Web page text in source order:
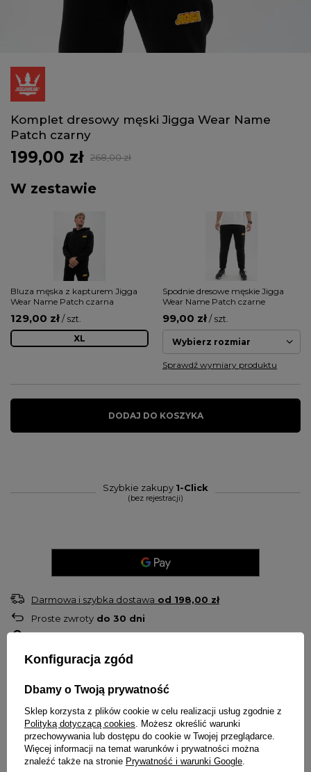
Komplet dresowy męski Jigga Wear Name
Patch czarny
199,00 zł 268,00 zł
W zestawie
Bluza męska z kapturem Jigga
Wear Name Patch czarna
129,00 zł/ szt.
XL
Spodnie dresowe męskie Jigga
Wear Name Patch czarne
99,00 zł/ szt.
Wybierz rozmiar
Sprawdź wymiary produktu
DODAJ DO KOSZYKA
Szybkie zakupy 1-Click
(bez rejestracji)
Darmowa i szybka dostawa od 198,00 zł
Proste zwroty do 30 dni
Sprawdź, w którym sklepie obejrzysz i kupisz od ręki
Bezpieczne zakupy
OPIS
Męski komplet dresowy markiJigga Wear
Jeśli cenisz sobie komfort i wykonanie, to produkt właśnie dla
Ciebie
Konfiguracja zgód
Dbamy o Twoją prywatność
Sklep korzysta z plików cookie w celu realizacji usług zgodnie z
Polityką dotyczącą cookies. Możesz określić warunki
przechowywania lub dostępu do cookie w Twojej przeglądarce.
Więcej informacji na temat warunków i prywatności można
znaleźć także na stronie Prywatność i warunki Google.